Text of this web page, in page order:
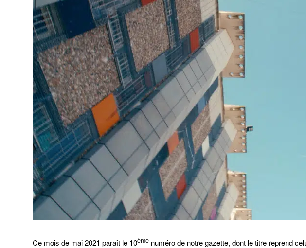
Ce mois de mai 2021 paraît le 10ème numéro de notre gazette, dont le titre reprend